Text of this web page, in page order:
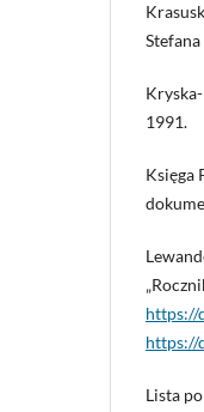
1991.
Księga
https://
https://
Lista